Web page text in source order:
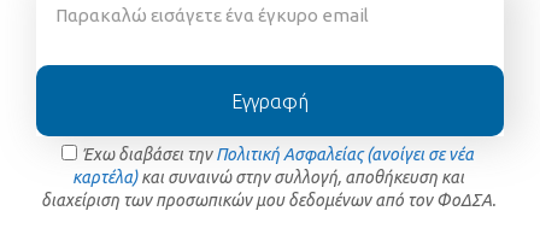
Έχω διαβάσει τηνΠολιτική Ασφαλείας (ανοίγει σε νέα
καρτέλα)και συναινώ στην συλλογή, αποθήκευση και
διαχείριση των προσωπικών μου δεδομένων από τον ΦοΔΣΑ.
Εγγραφή